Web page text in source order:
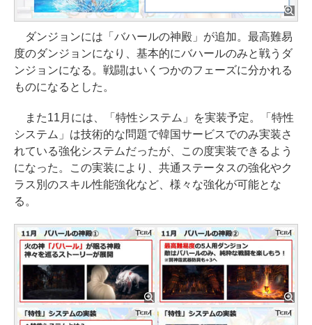
ダンジョンには「バハールの神殿」が追加。最高難易
度のダンジョンになり、基本的にバハールのみと戦うダ
ンジョンになる。戦闘はいくつかのフェーズに分かれる
ものになるとした。
また11月には、「特性システム」を実装予定。「特性
システム」は技術的な問題で韓国サービスでのみ実装さ
れている強化システムだったが、この度実装できるよう
になった。この実装により、共通ステータスの強化やク
ラス別のスキル性能強化など、様々な強化が可能とな
る。